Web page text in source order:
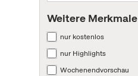
Weitere Merkmale
nur kostenlos
nur Highlights
Wochenendvorschau